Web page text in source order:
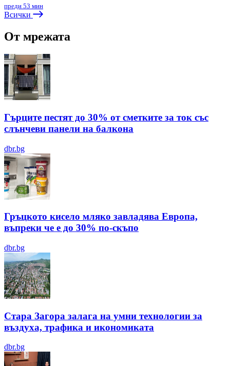
преди 53 мин
Всички
От мрежата
Гърците пестят до 30% от сметките за ток със
слънчеви панели на балкона
dbr.bg
Гръцкото кисело мляко завладява Европа,
въпреки че е до 30% по-скъпо
dbr.bg
Стара Загора залага на умни технологии за
въздуха, трафика и икономиката
dbr.bg